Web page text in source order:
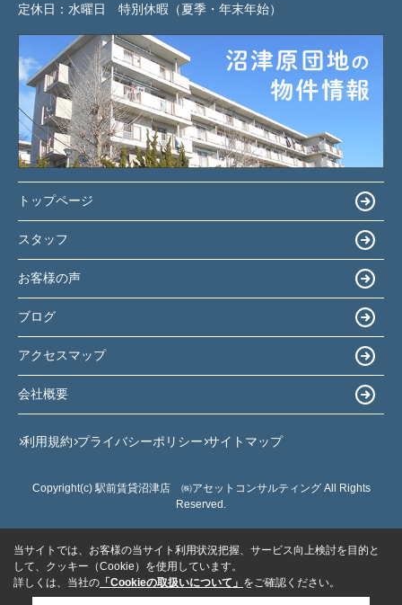
定休日： 水曜日 特別休暇（夏季・年末年始）
トップページ
スタッフ
お客様の声
ブログ
アクセスマップ
会社概要
利用規約 プライバシーポリシー サイトマップ
Copyright(c) 駅前賃貸沼津店 ㈱アセットコンサルティング All Rights
Reserved.
当サイトでは、お客様の当サイト利用状況把握、サービス向上検討を目的と
して、クッキー（Cookie）を使用しています。
詳しくは、当社の 「Cookieの取扱いについて」 をご確認ください。